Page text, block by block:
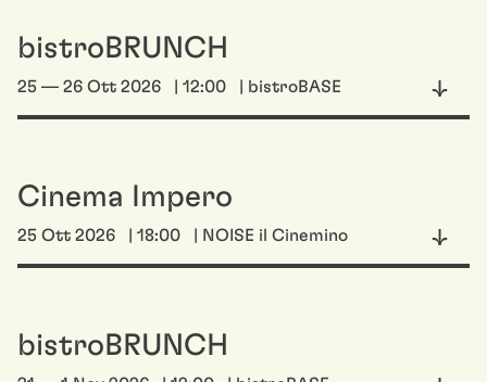
bistroBRUNCH
25 — 26 Ott 2026 | 12:00 | bistroBASE
Cinema Impero
25 Ott 2026 | 18:00 | NOISE il Cinemino
bistroBRUNCH